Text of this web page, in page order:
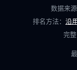
数据来源
排名方法： 沿
完整